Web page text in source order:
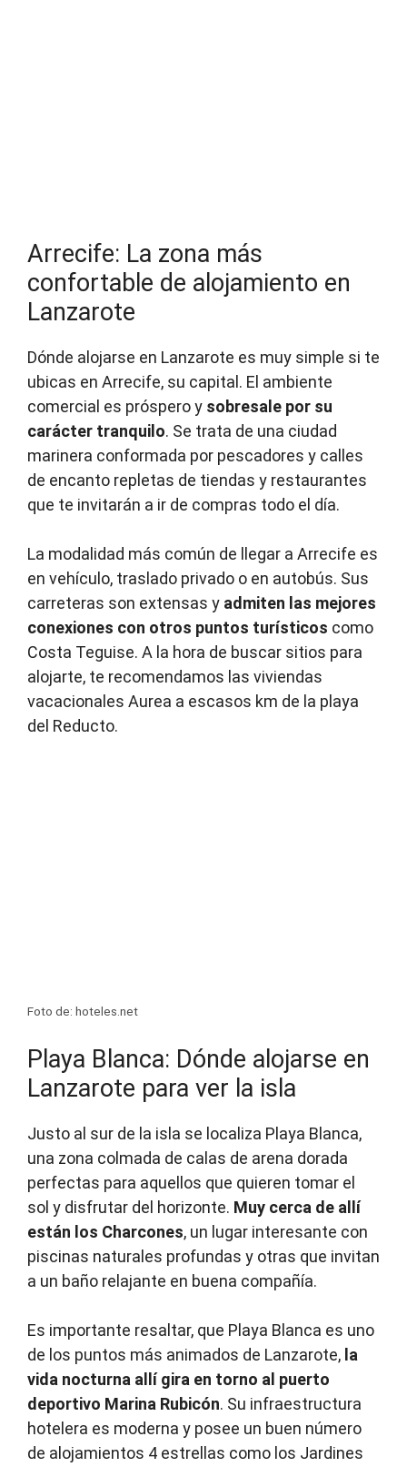
Arrecife: La zona más
confortable de alojamiento en
Lanzarote
Dónde alojarse en Lanzarote es muy simple si te
ubicas en Arrecife, su capital. El ambiente
comercial es próspero y sobresale por su
carácter tranquilo. Se trata de una ciudad
marinera conformada por pescadores y calles
de encanto repletas de tiendas y restaurantes
que te invitarán a ir de compras todo el día.
La modalidad más común de llegar a Arrecife es
en vehículo, traslado privado o en autobús. Sus
carreteras son extensas y admiten las mejores
conexiones con otros puntos turísticos como
Costa Teguise. A la hora de buscar sitios para
alojarte, te recomendamos las viviendas
vacacionales Aurea a escasos km de la playa
del Reducto.
Foto de: hoteles.net
Playa Blanca: Dónde alojarse en
Lanzarote para ver la isla
Justo al sur de la isla se localiza Playa Blanca,
una zona colmada de calas de arena dorada
perfectas para aquellos que quieren tomar el
sol y disfrutar del horizonte. Muy cerca de allí
están los Charcones, un lugar interesante con
piscinas naturales profundas y otras que invitan
a un baño relajante en buena compañía.
Es importante resaltar, que Playa Blanca es uno
de los puntos más animados de Lanzarote, la
vida nocturna allí gira en torno al puerto
deportivo Marina Rubicón. Su infraestructura
hotelera es moderna y posee un buen número
de alojamientos 4 estrellas como los Jardines